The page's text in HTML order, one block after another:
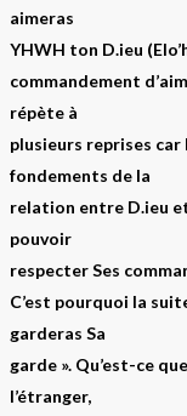
aimeras
YHWH ton D.ieu
commandement
répète à
plusieurs reprises
fondements de la
relation entre D.ieu
pouvoir
respecter Ses
C’est pourquoi la
garderas Sa
garde ». Qu’est-ce
l’étranger,